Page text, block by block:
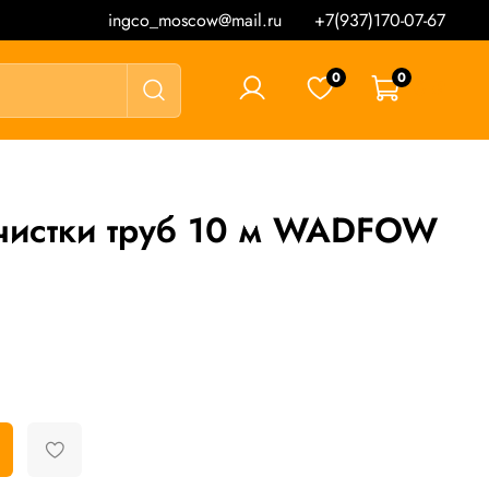
ingco_moscow@mail.ru +7(937)170-07-67
0 0
труб 10 м WADFOW